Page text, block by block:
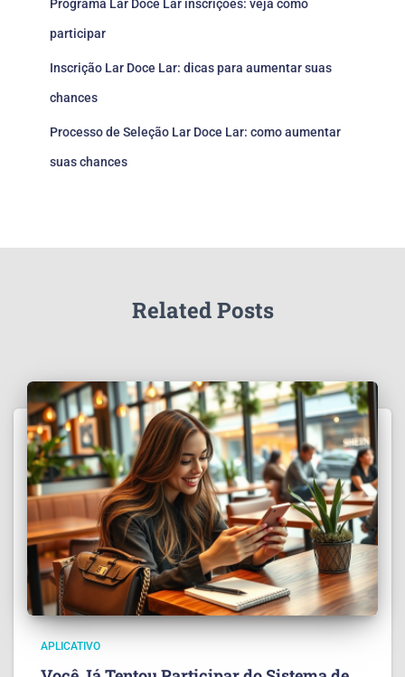
Programa Lar Doce Lar inscrições: veja como
participar
Inscrição Lar Doce Lar: dicas para aumentar suas
chances
Processo de Seleção Lar Doce Lar: como aumentar
suas chances
Related Posts
APLICATIVO